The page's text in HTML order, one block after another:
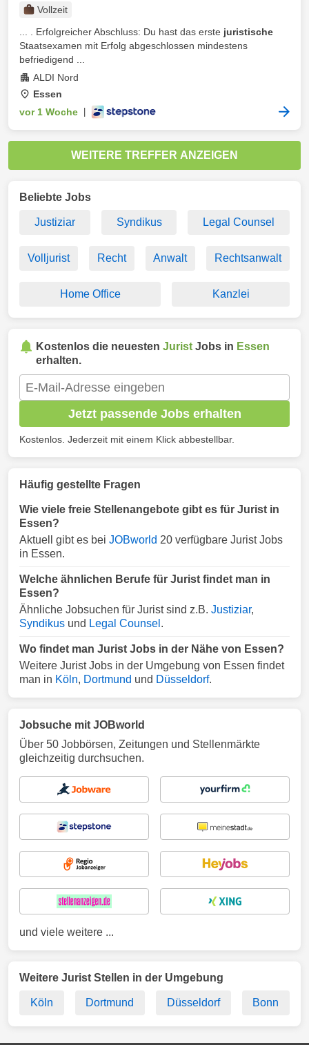
Vollzeit
... . Erfolgreicher Abschluss: Du hast das erste juristische
Staatsexamen mit Erfolg abgeschlossen mindestens
befriedigend ...
ALDI Nord
Essen
vor 1 Woche
WEITERE TREFFER ANZEIGEN
Beliebte Jobs
Justiziar Syndikus Legal Counsel
Volljurist Recht Anwalt Rechtsanwalt
Home Office Kanzlei
Kostenlos die neuesten Jurist Jobs in Essen
erhalten.
Jetzt passende Jobs erhalten
Kostenlos. Jederzeit mit einem Klick abbestellbar.
Häufig gestellte Fragen
Wie viele freie Stellenangebote gibt es für Jurist in
Essen?
Aktuell gibt es bei JOBworld 20 verfügbare Jurist Jobs
in Essen.
Welche ähnlichen Berufe für Jurist findet man in
Essen?
Ähnliche Jobsuchen für Jurist sind z.B. Justiziar,
Syndikus und Legal Counsel .
Wo findet man Jurist Jobs in der Nähe von Essen?
Weitere Jurist Jobs in der Umgebung von Essen findet
man in Köln, Dortmund und Düsseldorf.
Jobsuche mit JOBworld
Über 50 Jobbörsen, Zeitungen und Stellenmärkte
gleichzeitig durchsuchen.
und viele weitere ...
Weitere Jurist Stellen in der Umgebung
Köln Dortmund Düsseldorf Bonn